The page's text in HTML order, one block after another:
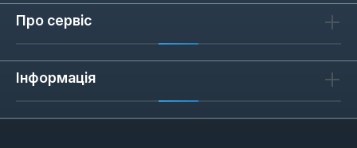
Про сервіс
Інформація